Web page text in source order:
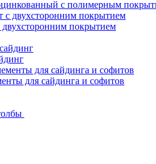
с полимерным
двухсторонним покрытием
для сайдинга и софитов